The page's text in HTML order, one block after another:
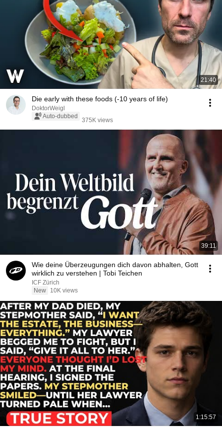
21:40
Die early with these foods (-10 years of life)
DoktorWeigl
Auto-dubbed
375K views
39:11
Wie deine Überzeugungen dich davon abhalten, Gott
wirklich zu verstehen | Tobi Teichen
ICF Zürich
New
10K views
1:15:57